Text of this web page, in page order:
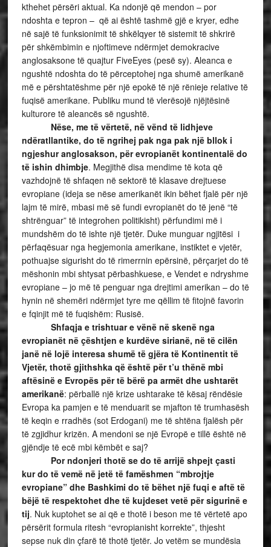
kthehet përsëri aktual. Ka ndonjë që mendon – por
ndoshta e tepron – që ai është tashmë gjë e kryer, edhe
në sajë të funksionimit të shkëlqyer të sistemit të shkrirë
për shkëmbimin e njoftimeve ndërmjet demokracive
anglosaksone të quajtur FiveEyes (pesë sy). Aleanca e
ngushtë ndoshta do të përceptohej nga shumë amerikanë
më e përshtatëshme për një epokë të një rënieje relative të
fuqisë amerikane. Publiku mund të vlerësojë njëjtësinë
kulturore të aleancës së ngushtë.
Nëse, me të vërtetë, në vënd të lidhjeve
ndëratllantike, do të ngrihej pak nga pak një bllok i
ngjeshur anglosakson, për evropianët kontinentalë do
të ishin dhimbje. Megjithë disa mendime të kota që
vazhdojnë të shfaqen në sektorë të klasave drejtuese
evropiane (ideja se nëse amerikanët ikin bëhet fjalë për një
lajm të mirë, mbasi më së fundi evropianët do të jenë “të
shtrënguar” të integrohen politikisht) përfundimi më i
mundshëm do të ishte një tjetër. Duke munguar ngjitësi i
përfaqësuar nga hegjemonia amerikane, instiktet e vjetër,
pothuajse sigurisht do të rimerrnin epërsinë, përçarjet do të
mëshonin mbi shtysat përbashkuese, e Vendet e ndryshme
evropiane – jo më të penguar nga drejtimi amerikan – do të
hynin në shemëri ndërmjet tyre me qëllim të fitojnë favorin
e fqinjit më të fuqishëm: Rusisë.
Shfaqja e trishtuar e vënë në skenë nga
evropianët në çështjen e kurdëve sirianë, në të cilën
janë në lojë interesa shumë të gjëra të Kontinentit të
Vjetër, thotë gjithshka që është për t’u thënë mbi
aftësinë e Evropës për të bërë pa armët dhe ushtarët
amerikanë: përballë një krize ushtarake të kësaj rëndësie
Evropa ka pamjen e të menduarit se mjafton të trumhasësh
të keqin e rradhës (sot Erdogani) me të shtëna fjalësh për
të zgjidhur krizën. A mendoni se një Evropë e tillë është në
gjëndje të ecë mbi këmbët e saj?
Por ndonjeri thotë se do të arrijë shpejt çasti
kur do të vemë në jetë të famëshmen “mbrojtje
evropiane” dhe Bashkimi do të bëhet një fuqi e aftë të
bëjë të respektohet dhe të kujdeset vetë për sigurinë e
tij. Nuk kuptohet se ai që e thotë i beson me të vërtetë apo
përsërit formula ritesh “evropianisht korrekte”, thjesht
sepse nuk din çfarë të thotë tjetër. Jo vetëm se mundësia